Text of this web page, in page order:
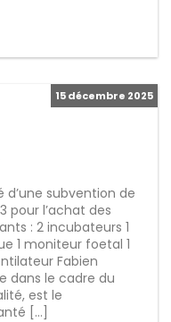
15 décembre 2025
subvention de
pour l’achat des
: 2 incubateurs 1
1 moniteur foetal 1
Fabien
dans le cadre du
est le
[…]